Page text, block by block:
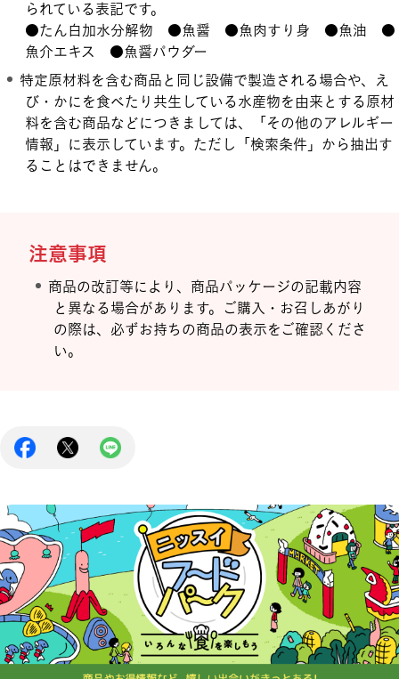
られている表記です。
●たん白加水分解物 ●魚醤 ●魚肉すり身 ●魚油 ●
魚介エキス ●魚醤パウダー
特定原材料を含む商品と同じ設備で製造される場合や、え
び・かにを食べたり共生している水産物を由来とする原材
料を含む商品などにつきましては、「その他のアレルギー
情報」に表示しています。ただし「検索条件」から抽出す
ることはできません。
注意事項
商品の改訂等により、商品パッケージの記載内容
と異なる場合があります。ご購入・お召しあがり
の際は、必ずお持ちの商品の表示をご確認くださ
い。